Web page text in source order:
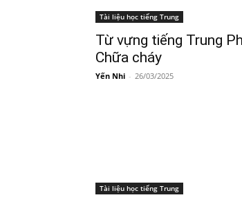
Tài liệu học tiếng Trung
Từ vựng tiếng Trung
Chữa cháy
Yến Nhi - 26/03/2025
Tài liệu học tiếng Trung